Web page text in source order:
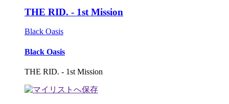
THE RID. - 1st Mission
Black Oasis
Black Oasis
THE RID. - 1st Mission